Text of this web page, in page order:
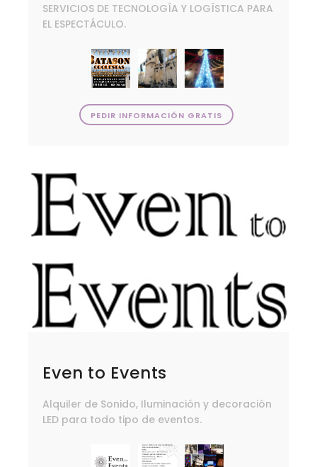
SERVICIOS DE TECNOLOGÍA Y LOGÍSTICA PARA
EL ESPECTÁCULO.
PEDIR INFORMACIÓN GRATIS
Even to Events
Alquiler de Sonido, Iluminación y decoración
LED para todo tipo de eventos.